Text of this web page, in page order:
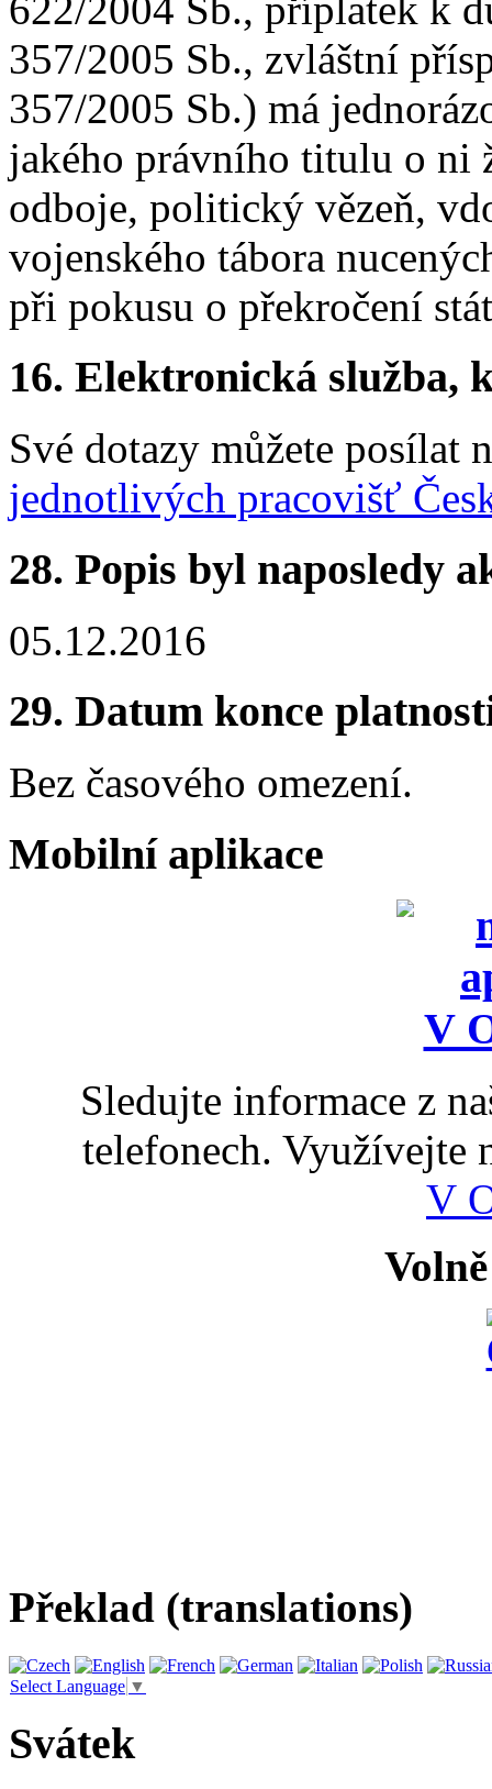
357/2005 Sb., zvláštní
357/2005 Sb.) má
jakého právního titulu o ni
odboje, politický vězeň,
vojenského tábora
při pokusu o překročení
16. Elektronická služba,
Své dotazy můžete posílat
jednotlivých pracovišť
28. Popis byl naposledy
05.12.2016
29. Datum konce
Bez časového omezení.
Mobilní aplikace
Sledujte informace z
telefonech. Využívejte
V
Překlad (translations)
Select Language ▼
Svátek